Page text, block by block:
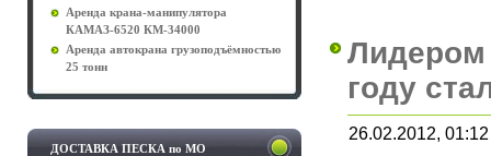
Аренда крана-манипулятора
КАМАЗ-6520 КМ-34000
Аренда автокрана грузоподъёмностью
25 тонн
ДОСТАВКА ПЕСКА по МО
Лидером
году
26.02.2012,